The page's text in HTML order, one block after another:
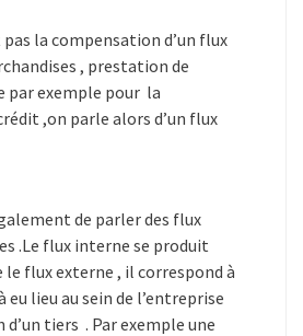
pas la compensation d’un flux
, prestation de
par exemple pour la
,on parle alors d’un flux
de parler des flux
.Le flux interne se produit
le flux externe , il correspond à
lieu au sein de l’entreprise
tiers . Par exemple une